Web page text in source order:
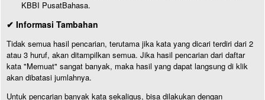
KBBI PusatBahasa.
✔ Informasi Tambahan
Tidak semua hasil pencarian, terutama jika kata yang dicari terdiri dari 2
atau 3 huruf, akan ditampilkan semua. Jika hasil pencarian dari daftar
kata "Memuat" sangat banyak, maka hasil yang dapat langsung di klik
akan dibatasi jumlahnya.
Untuk pencarian banyak kata sekaligus, bisa dilakukan dengan